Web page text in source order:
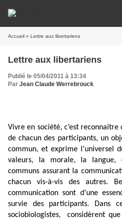
Accueil » Lettre aux libertariens
Lettre aux libertariens
Publié le 05/04/2011 à 13:34
Par Jean Claude Werrebrouck
Vivre en société, c’est
de chacun des participants, un
commun, et exprime l’universel
valeurs, la morale, la langue,
communs assurant la
chacun vis-à-vis des autres.
communication sont d’une
survie des participants. Dans
sociobiologistes,
considèrent